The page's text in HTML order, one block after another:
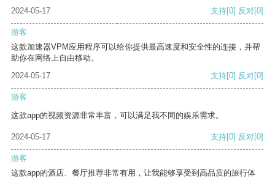
2024-05-17 支持[0] 反对[0]
游客
这款加速器VPM应用程序可以给你提供最高速度和安全性的连接，并帮
助你在网络上自由移动。
2024-05-17
支持[0] 反对[0]
游客
这款app的视频资源非常丰富，可以满足我不同的娱乐需求。
2024-05-17 支持[0] 反对[0]
游客
这款app的酒店、餐厅推荐非常有用，让我能够享受到高品质的旅行体